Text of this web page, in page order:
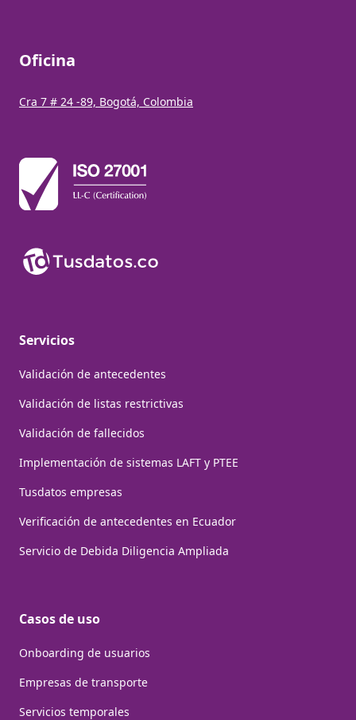
Oficina
Cra 7 # 24 -89, Bogotá, Colombia
Servicios
Validación de antecedentes
Validación de listas restrictivas
Validación de fallecidos
Implementación de sistemas LAFT y PTEE
Tusdatos empresas
Verificación de antecedentes en Ecuador
Servicio de Debida Diligencia Ampliada
Casos de uso
Onboarding de usuarios
Empresas de transporte
Servicios temporales